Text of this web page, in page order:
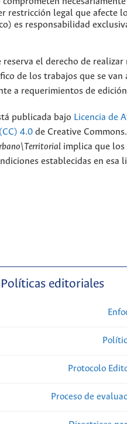
restricción legal que afecte
es responsabilidad
reserva el derecho de realizar
de los trabajos que se van
a requerimientos de
publicada bajo Licencia de
4.0 de Creative
implica que los
establecidas en esa
Políticas editoriales
Protocolo
Proceso de